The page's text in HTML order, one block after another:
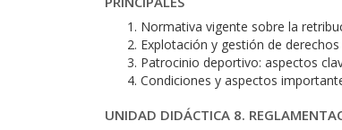
Normativa vigente sobre la
Explotación y gestión de
Patrocinio deportivo: aspectos
Condiciones y aspectos
UNIDAD DIDÁCTICA 8.